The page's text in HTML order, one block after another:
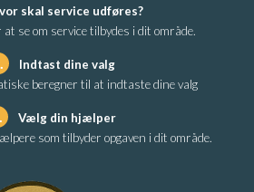
skal service udføres?
se om service tilbydes i dit område.
Indtast dine valg
beregner til at indtaste dine valg
Vælg din hjælper
som tilbyder opgaven i dit område.